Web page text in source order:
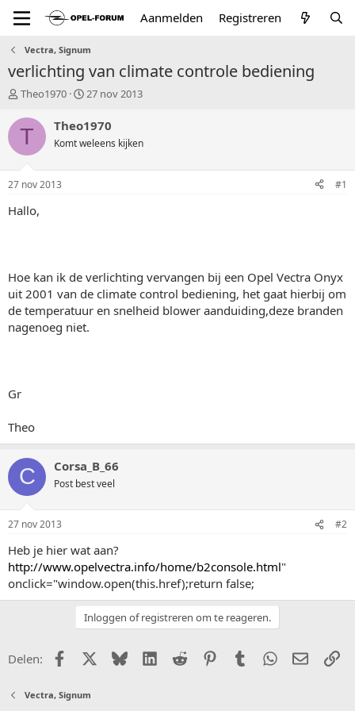
Aanmelden Registreren
Vectra, Signum
verlichting van climate controle bediening
T
p
a
r
Theo1970
S
a
t
27 nov 2013
T Theo1970
Komt weleens kijken
27 nov 2013 #1
Hallo,
Hoe kan ik de verlichting vervangen bij een Opel Vectra Onyx
uit 2001 van de climate control bediening, het gaat hierbij om
de temperatuur en snelheid blower aanduiding,deze branden
nagenoeg niet.
Gr
Theo
C Corsa_B_66
Post best veel
27 nov 2013 #2
Heb je hier wat aan?
http://www.opelvectra.info/home/b2console.html"
onclick="window.open(this.href);return false;
Inloggen of registreren om te reageren.
Delen: FacebookX (Twitter)
BlueskyLinkedIn
Reddit PinterestTumblr WhatsApp
E-mail
Vectra, Signum